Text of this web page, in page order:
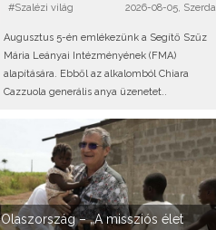
#Szalézi világ 2026-08-05, Szerda
Augusztus 5-én emlékezünk a Segítő Szűz
Mária Leányai Intézményének (FMA)
alapítására. Ebből az alkalomból Chiara
Cazzuola generális anya üzenetet..
Olaszország – „A missziós élet